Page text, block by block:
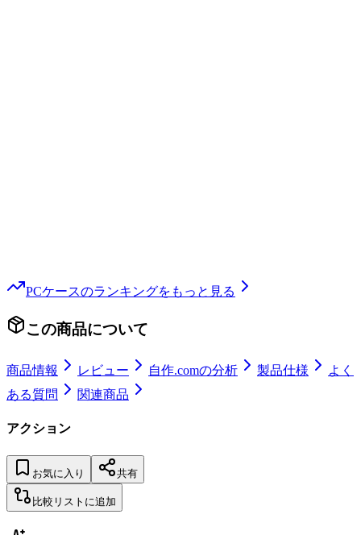
PCケースのランキングをもっと見る
この商品について
商品情報 レビュー 自作.comの分析 製品仕様
よく
ある質問
関連商品
アクション
お気に入り 共有
比較リストに追加